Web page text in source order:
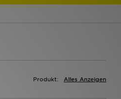
Alles Anzeigen
Produkt: